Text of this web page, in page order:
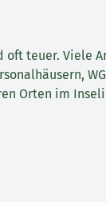
oft teuer. Viele
Orten im